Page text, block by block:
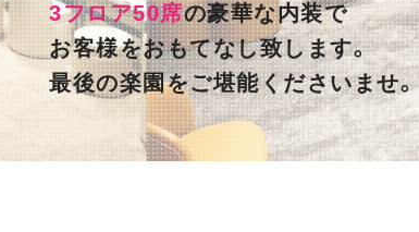
3フロア50席の豪華な内装で
お客様をおもてなし致します。
最後の楽園をご堪能くださいませ。